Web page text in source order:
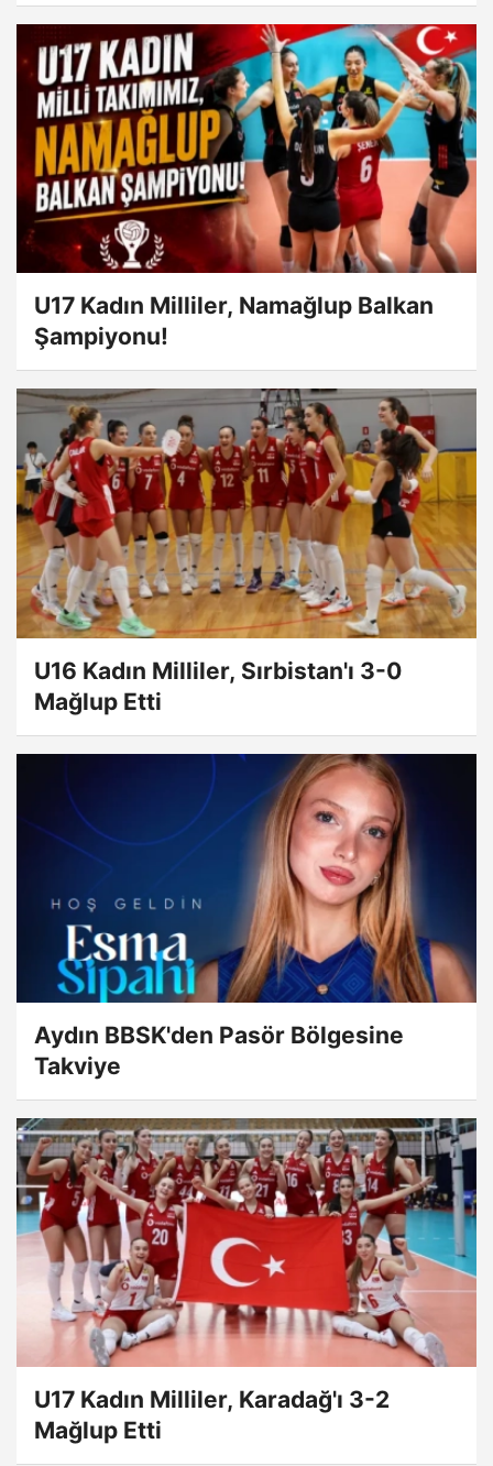
U17 Kadın Milliler, Namağlup Balkan
Şampiyonu!
U16 Kadın Milliler, Sırbistan'ı 3-0
Mağlup Etti
Aydın BBSK'den Pasör Bölgesine
Takviye
U17 Kadın Milliler, Karadağ'ı 3-2
Mağlup Etti